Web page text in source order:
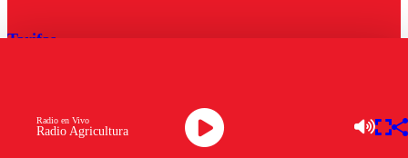
Radio Agricultura
Radio en Vivo
Tarifas